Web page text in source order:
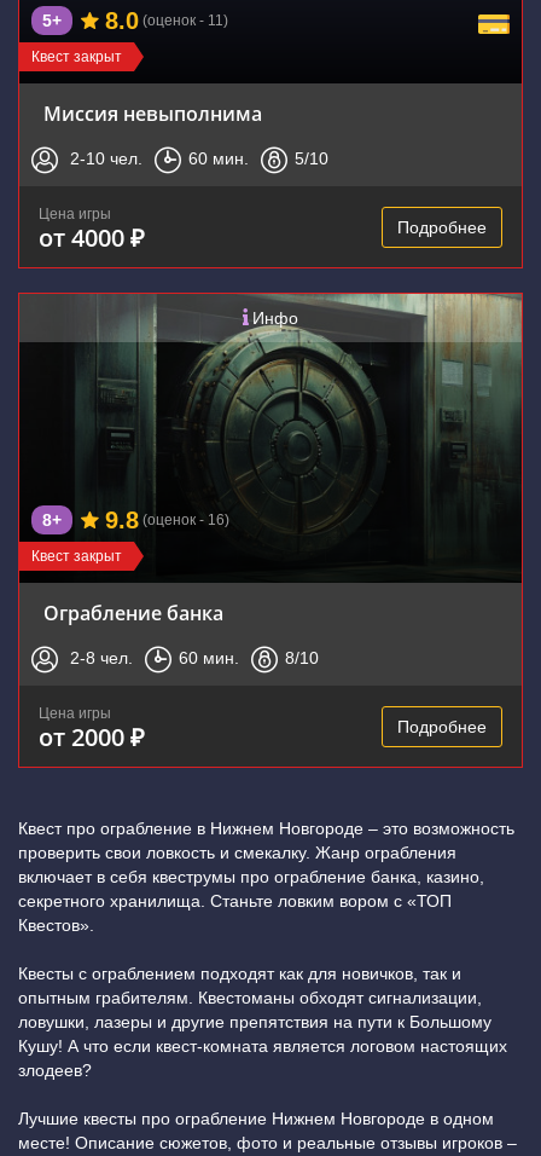
Квест закрыт
5+ 8.0 (оценок - 11)
Миссия невыполнима
2-10 чел. 60 мин. 5/10
Цена игры
от 4000 ₽ Подробнее
Инфо
Квест закрыт
8+ 9.8 (оценок - 16)
Ограбление банка
2-8 чел. 60 мин. 8/10
Цена игры
от 2000 ₽ Подробнее
Квест про ограбление в Нижнем Новгороде – это возможность
проверить свои ловкость и смекалку. Жанр ограбления
включает в себя квеструмы про ограбление банка, казино,
секретного хранилища. Станьте ловким вором с «ТОП
Квестов».
Квесты с ограблением подходят как для новичков, так и
опытным грабителям. Квестоманы обходят сигнализации,
ловушки, лазеры и другие препятствия на пути к Большому
Кушу! А что если квест-комната является логовом настоящих
злодеев?
Лучшие квесты про ограбление Нижнем Новгороде в одном
месте! Описание сюжетов, фото и реальные отзывы игроков –